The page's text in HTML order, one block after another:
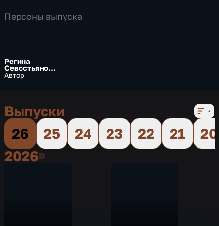
Персоны выпуска
Регина
Севостьянов
а
Автор
Выпуски
26
25 24 23 22 21
20
20262026